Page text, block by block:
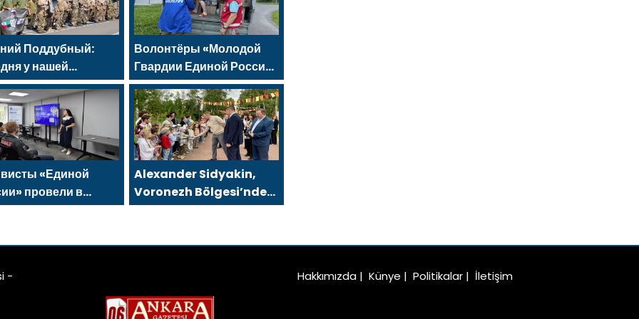
Поддубный:
у нашей
куётся
победителей
Волонтёры «Молодой
Гвардии Единой России»
ликвидируют
последствия паводков
на Урале и Дальнем
Востоке
«Единой
провели в
Челнах
для
Alexander Sidyakin,
Voronezh Bölgesi’ndeki
iyileştirme projelerinin
değerlendirdi
- Hakkımızda | Künye | Politikalar | İletişim